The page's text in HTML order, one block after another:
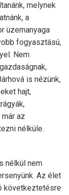
melynek
a
üzemanyaga
fogyasztású,
Nem
is nézünk,
hajt,
az
nélküle.
nélkül nem
Az élet
következtetésre